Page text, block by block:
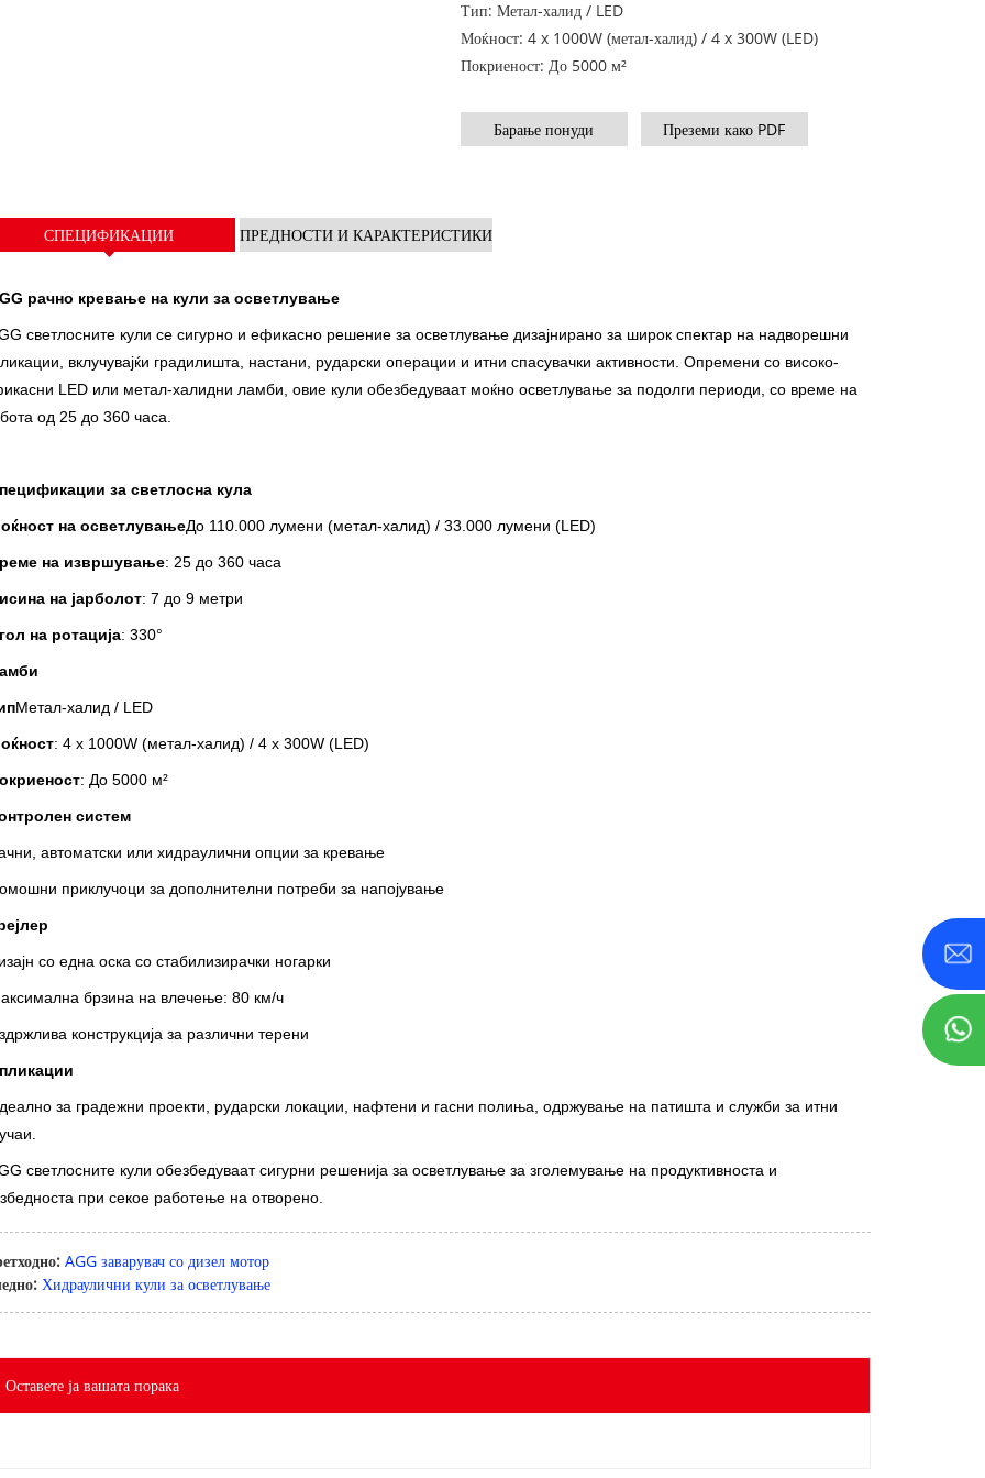
V СЕРИЈА 350-800 KVA
P серија 250-1100 KVA
DE Серија 250-825 KVA
Серија М 1100-4000 kVA
Тип: Метал-халид / LED
Моќност: 4 x 1000W (метал-халид) / 4 x 300W (LED)
Покриеност: До 5000 м²
Барање понуди Преземи како PDF
СПЕЦИФИКАЦИИ ПРЕДНОСТИ И КАРАКТЕРИСТИКИ
рачно кревање на кули за осветлување
светлосните кули се сигурно и ефикасно решение за осветлување дизајнирано за широк спектар на надворешни
вклучувајќи градилишта, настани, рударски операции и итни спасувачки активности. Опремени со високо-
LED или метал-халидни ламби, овие кули обезбедуваат моќно осветлување за подолги периоди, со време на
од 25 до 360 часа.
за светлосна кула
на осветлувањеДо 110.000 лумени (метал-халид) / 33.000 лумени (LED)
на извршување: 25 до 360 часа
на јарболот: 7 до 9 метри
на ротација: 330°
Метал-халид / LED
: 4 x 1000W (метал-халид) / 4 x 300W (LED)
: До 5000 м²
систем
автоматски или хидраулични опции за кревање
приклучоци за дополнителни потреби за напојување
со една оска со стабилизирачки ногарки
брзина на влечење: 80 км/ч
конструкција за различни терени
за градежни проекти, рударски локации, нафтени и гасни полиња, одржување на патишта и служби за итни
светлосните кули обезбедуваат сигурни решенија за осветлување за зголемување на продуктивноста и
при секое работење на отворено.
AGG заварувач со дизел мотор
Хидраулични кули за осветлување
Оставете ја вашата порака